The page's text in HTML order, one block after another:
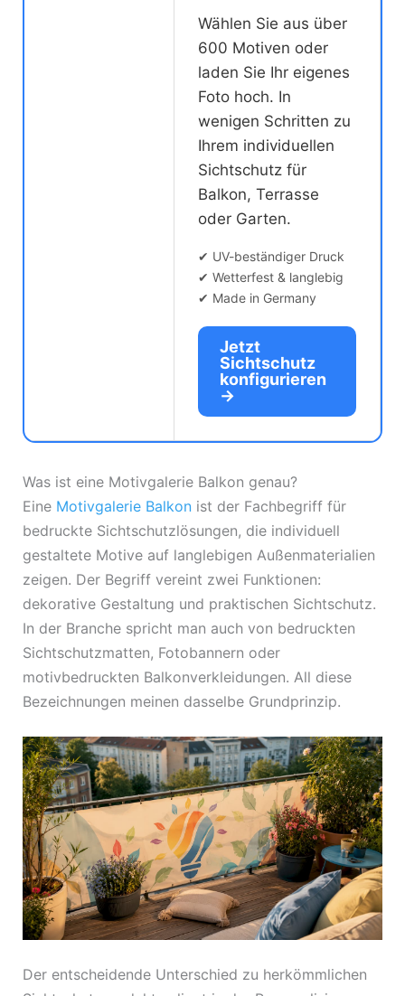
Wählen Sie aus über
600 Motiven oder
laden Sie Ihr eigenes
Foto hoch. In
wenigen Schritten zu
Ihrem individuellen
Sichtschutz für
Balkon, Terrasse
oder Garten.
✔ UV-beständiger Druck
✔ Wetterfest & langlebig
✔ Made in Germany
Jetzt
Sichtschutz
konfigurieren
→
Was ist eine Motivgalerie Balkon genau?
Eine Motivgalerie Balkonist der Fachbegriff für
bedruckte Sichtschutzlösungen, die individuell
gestaltete Motive auf langlebigen Außenmaterialien
zeigen. Der Begriff vereint zwei Funktionen:
dekorative Gestaltung und praktischen Sichtschutz.
In der Branche spricht man auch von bedruckten
Sichtschutzmatten, Fotobannern oder
motivbedruckten Balkonverkleidungen. All diese
Bezeichnungen meinen dasselbe Grundprinzip.
Der entscheidende Unterschied zu herkömmlichen